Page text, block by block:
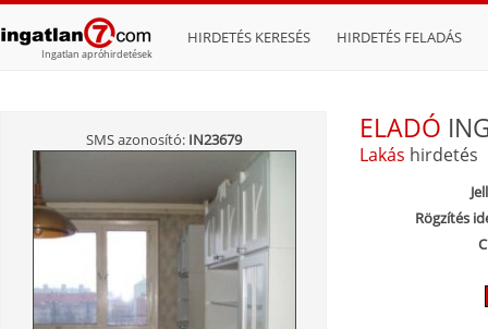
Ingatlan apróhirdetések
HIRDETÉS KERESÉS HIRDETÉS FELADÁS
SMS azonosító: IN23679 ELADÓ
Lakás hirdetés
Rögzítés